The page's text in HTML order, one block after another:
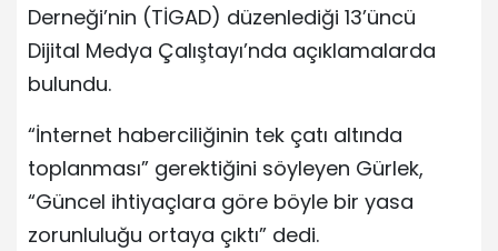
Derneği’nin (TİGAD) düzenlediği 13’üncü
Dijital Medya Çalıştayı’nda açıklamalarda
bulundu.
“İnternet haberciliğinin tek çatı altında
toplanması” gerektiğini söyleyen Gürlek,
“Güncel ihtiyaçlara göre böyle bir yasa
zorunluluğu ortaya çıktı” dedi.